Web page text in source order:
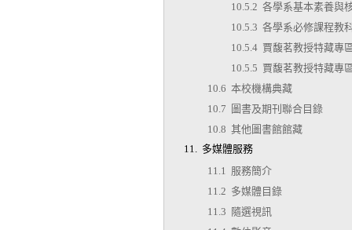
10.5.2 各學系基本素養與
10.5.3 各學系必修課程教
10.5.4 賈馥茗教授特藏專
10.5.5 賈馥茗教授特藏專
10.6 本校機構典藏
10.7 圖書及期刊聯合目錄
10.8 其他圖書館館藏
11. 多媒體服務
11.1 服務簡介
11.2 多媒體目錄
11.3 隨選視訊